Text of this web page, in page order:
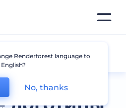
Renderforest language to
English?
No, thanks